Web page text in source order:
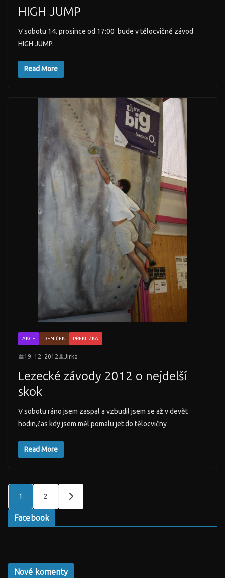
HIGH JUMP
V sobotu 14. prosince od 17:00 bude v tělocvičně závod
HIGH JUMP.
Read More
AKCE DENÍČEK PŘEKLIŽKA
19. 12. 2012 Jirka
Lezecké závody 2012 o nejdelší
skok
V sobotu ráno jsem zaspal a vzbudil jsem se až v devět
hodin,čas kdy jsem měl pomalu jet do tělocvičny
Read More
Stránkování
příspěvků
1 2
Facebook
Nové komenty